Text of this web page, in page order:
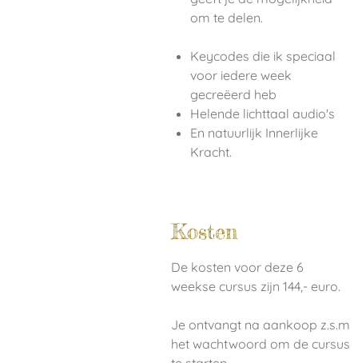
om te delen.
Keycodes die ik speciaal
voor iedere week
gecreëerd heb
Helende lichttaal audio's
En natuurlijk Innerlijke
Kracht.
Kosten
De kosten voor deze 6
weekse cursus zijn 144,- euro.
Je ontvangt na aankoop z.s.m
het wachtwoord om de cursus